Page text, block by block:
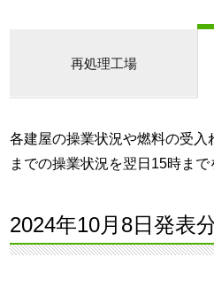
再処理工場
各建屋の操業状況や燃料の受
までの操業状況を翌日15時まで
2024年10月8日発表